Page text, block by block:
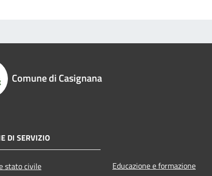
Comune di Casignana
DI SERVIZIO
stato civile
Educazione e formazione